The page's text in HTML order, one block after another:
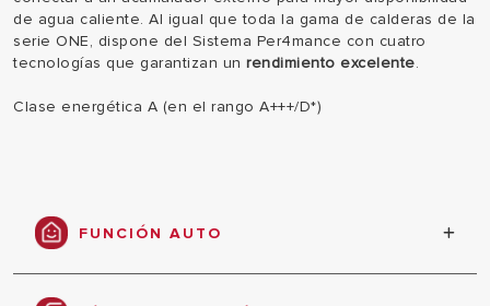
de agua caliente. Al igual que toda la gama de calderas de la
serie ONE, dispone del Sistema Per4mance con cuatro
tecnologías que garantizan un rendimiento excelente.
Clase energética A (en el rango A+++/D*)
FUNCIÓN AUTO
Máximo confort, eficiencia y ahorro energético
basándose en el análisis automático de las